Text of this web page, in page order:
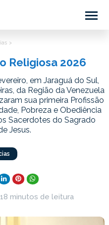
>
Religiosa 2026
em Jaraguá do Sul,
da Região da Venezuela
sua primeira Profissão
Pobreza e Obediência
Sacerdotes do Sagrado
Jesus.
minutos de leitura